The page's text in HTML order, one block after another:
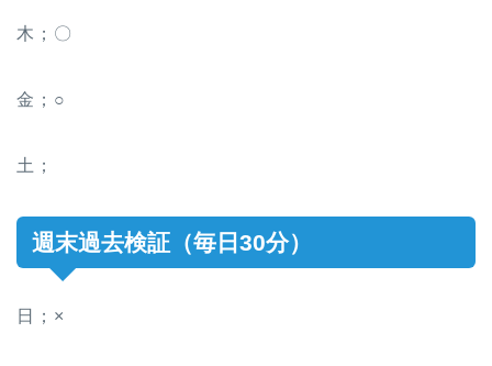
木；〇
金；○
土；
週末過去検証（毎日30分）
日；×